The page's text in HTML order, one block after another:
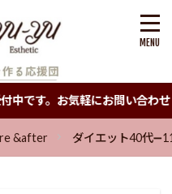
問い合わせください♡
&after ダイエット40代